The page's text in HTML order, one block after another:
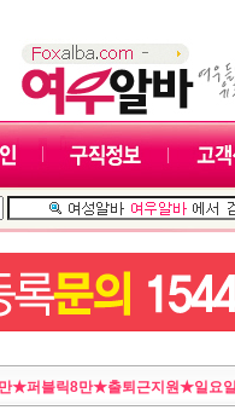
★퍼블릭8만★출퇴근지원★일요